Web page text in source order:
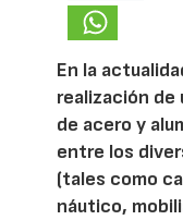
En la
realización
de acero y
entre los
(tales como
náutico,